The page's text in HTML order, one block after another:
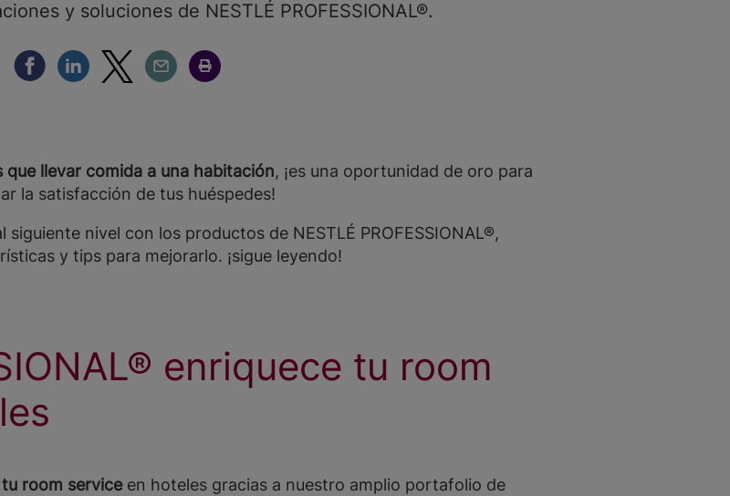
y soluciones de NESTLÉ PROFESSIONAL®.
Compartir Facebook
Compartir Linkedin
Compartir Twitter
Compartir Email
Compartir Imprimir
llevar comida a una habitación, ¡es una oportunidad de oro para
la satisfacción de tus huéspedes!
nivel con los productos de NESTLÉ PROFESSIONAL®,
y tips para mejorarlo. ¡sigue leyendo!
enriquece tu room
room serviceen hoteles gracias a nuestro amplio portafolio de